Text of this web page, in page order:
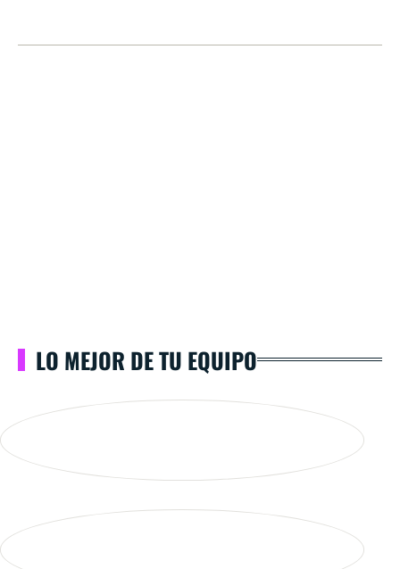
LO MEJOR DE TU EQUIPO